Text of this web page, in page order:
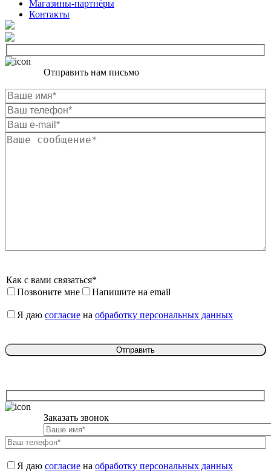
Магазины-партнёры
Контакты
Отправить нам письмо
Как с вами связаться*
Позвоните мне
Напишите на email
Я даю согласие на обработку персональных данных
Заказать звонок
Я даю согласие на обработку персональных данных